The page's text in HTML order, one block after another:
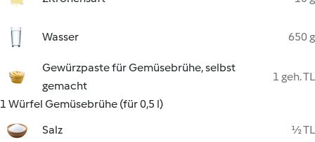
Wasser 650 g
Gewürzpaste für Gemüsebrühe, selbst
gemacht
1 geh. TL
1 Würfel Gemüsebrühe (für 0,5 l)
Salz
½ TL